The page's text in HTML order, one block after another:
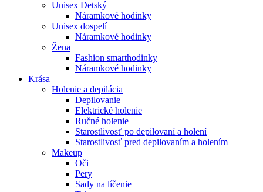
Unisex Detský
Náramkové hodinky
Unisex dospelí
Náramkové hodinky
Žena
Fashion smarthodinky
Náramkové hodinky
Krása
Holenie a depilácia
Depilovanie
Elektrické holenie
Ručné holenie
Starostlivosť po depilovaní a holení
Starostlivosť pred depilovaním a holením
Makeup
Oči
Pery
Sady na líčenie